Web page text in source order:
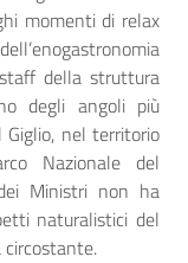
momenti di relax
della struttura
degli angoli più
Giglio, nel territorio
Nazionale del
Ministri non ha
naturalistici del
circostante.